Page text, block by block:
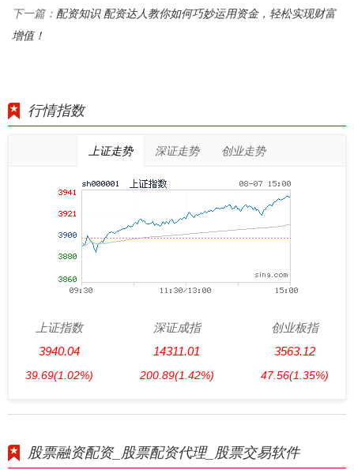
下一篇： 配资知识 配资达人教你如何巧妙运用资金，轻松实现财富
增值！
行情指数
上证走势 深证走势 创业走势
上证指数
3940.04
39.69(1.02%)
深证成指
14311.01
200.89(1.42%)
创业板指
3563.12
47.56(1.35%)
股票融资配资_股票配资代理_股票交易软件